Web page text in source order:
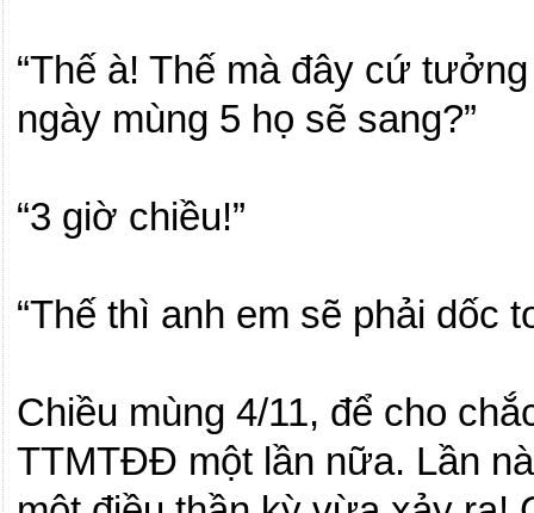
“Thế à! Thế mà đây cứ
ngày mùng 5 họ sẽ sang?”
“3 giờ chiều!”
“Thế thì anh em sẽ phải dốc
Chiều mùng 4/11, để cho
TTMTĐĐ một lần nữa. Lần